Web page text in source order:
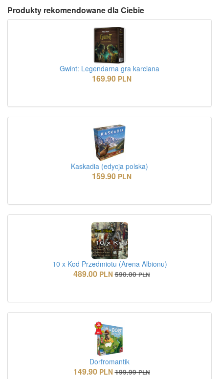
Produkty rekomendowane dla Ciebie
Gwint: Legendarna gra karciana
169.90 PLN
Kaskadia (edycja polska)
159.90 PLN
10 x Kod Przedmiotu (Arena Albionu)
489.00 PLN 590.00 PLN
Dorfromantik
149.90 PLN 199.99 PLN